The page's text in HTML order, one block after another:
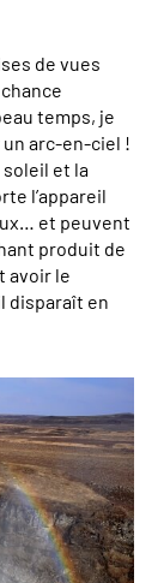
de vues
temps, je
arc-en-ciel !
et la
l’appareil
et peuvent
produit de
avoir le
disparaît en